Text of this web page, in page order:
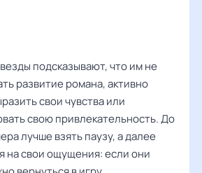
подсказывают, что им не
развитие романа, активно
свои чувства или
свою привлекательность. До
лучше взять паузу, а далее
на свои ощущения: если они